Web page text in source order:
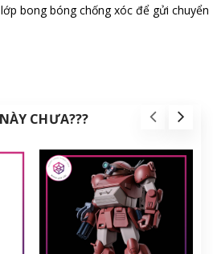
bong bóng chống xóc để gửi chuyển
CHƯA???